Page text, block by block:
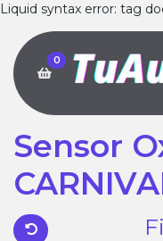
Liquid syntax error: tag
0
Sensor